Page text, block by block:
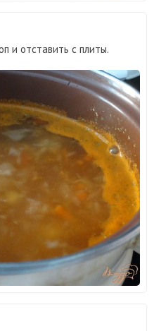
и отставить с плиты.